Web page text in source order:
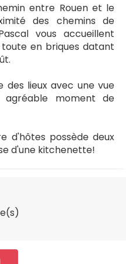
entre Rouen et le
des chemins de
vous accueillent
en briques datant
des lieux avec une vue
moment de
d'hôtes possède deux
d'une kitchenette!